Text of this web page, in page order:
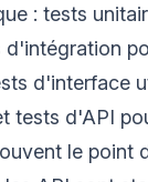
: tests
d'interface
tests d'API
le point